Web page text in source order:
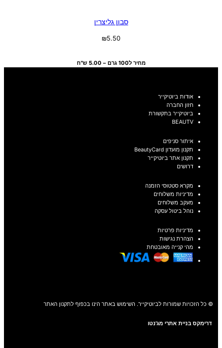
סבון גליצרין
₪5.50
מחיר ל100 גרם – 5.00 ש"ח
אודות ביוטיקייר
חזון החברה
ביוטיקייר בתקשורת
BEAUTV
איתור סניפים
תקנון מועדון BeautyCard
תקנון אתר ביוטיקייר
דרושים
מקרא סטטוסי הזמנה
מדיניות משלוחים
מעקב משלוחים
נוהל ביטול עסקה
מדיניות פרטיות
הצהרת נגישות
מהי קנייה מאובטחת
© כל הזכויות שמורות לביוטיקייר. השימוש באתר הינו בכפוף לתקנון האתר
דרימקס בניית אתרי מג'נטו